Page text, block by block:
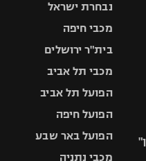
נבחרת ישראל
מכבי חיפה
בית"ר ירושלים
מכבי תל אביב
הפועל תל אביב
הפועל חיפה
הפועל באר שבע
מכבי נתניה